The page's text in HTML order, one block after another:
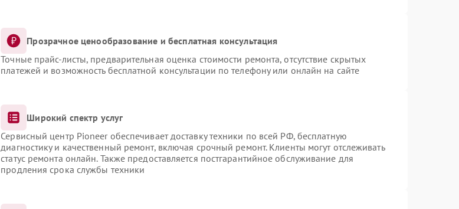
Прозрачное ценообразование и бесплатная консультация
Точные прайс-листы, предварительная оценка стоимости ремонта, отсутствие скрытых
платежей и возможность бесплатной консультации по телефону или онлайн на сайте
Широкий спектр услуг
Сервисный центр Pioneer обеспечивает доставку техники по всей РФ, бесплатную
диагностику и качественный ремонт, включая срочный ремонт. Клиенты могут отслеживать
статус ремонта онлайн. Также предоставляется постгарантийное обслуживание для
продления срока службы техники